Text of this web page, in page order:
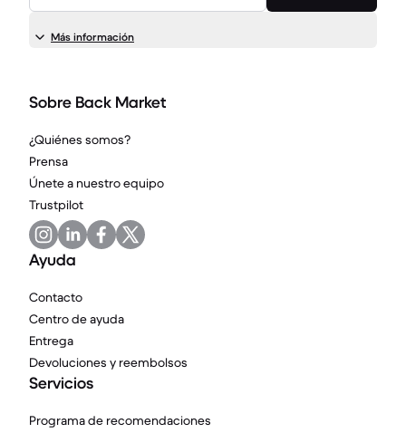
Más información
Sobre Back Market
¿Quiénes somos?
Prensa
Únete a nuestro equipo
Trustpilot
Ayuda
Contacto
Centro de ayuda
Entrega
Devoluciones y reembolsos
Servicios
Programa de recomendaciones